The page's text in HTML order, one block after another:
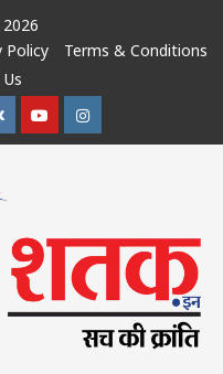
Policy
Terms & Conditions
YoutubeInstagram